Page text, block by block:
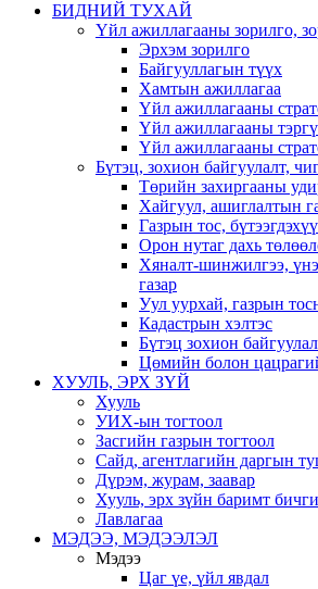
БИДНИЙ ТУХАЙ
Үйл ажиллагааны зорилго,
Эрхэм зорилго
Байгууллагын түүх
Хамтын ажиллагаа
Үйл ажиллагааны
Үйл ажиллагааны
Үйл ажиллагааны
Бүтэц, зохион байгуулалт,
Төрийн захиргааны
Хайгуул, ашиглалтын
Газрын тос,
Орон нутаг дахь
Хяналт-шинжилгээ,
газар
Уул уурхай, газрын
Кадастрын хэлтэс
Бүтэц зохион
Цөмийн болон
ХУУЛЬ, ЭРХ ЗҮЙ
Хууль
УИХ-ын тогтоол
Засгийн газрын тогтоол
Сайд, агентлагийн даргын
Дүрэм, журам, заавар
Хууль, эрх зүйн баримт
Лавлагаа
МЭДЭЭ, МЭДЭЭЛЭЛ
Мэдээ
Цаг үе, үйл явдал